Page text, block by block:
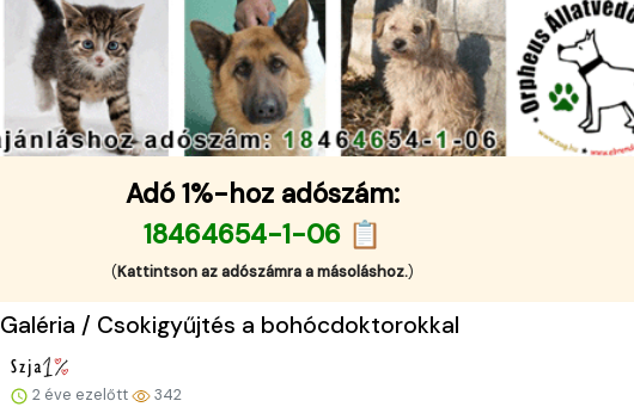
Adó 1%-hoz adószám:
18464654-1-06 📋
(Kattintson az adószámra a másoláshoz.)
Galéria / Csokigyűjtés a bohócdoktorokkal
2 éve ezelőtt 342